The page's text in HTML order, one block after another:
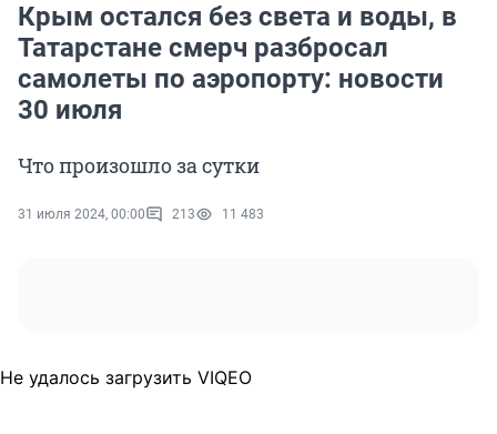
Крым остался без света и воды, в
Татарстане смерч разбросал
самолеты по аэропорту: новости
30 июля
Что произошло за сутки
31 июля 2024, 00:00 213 11 483
Не удалось загрузить VIQEO